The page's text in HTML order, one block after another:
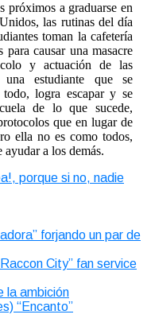
próximos a graduarse en
las rutinas del día
toman la cafetería
causar una masacre
y actuación de las
estudiante que se
logra escapar y se
de lo que sucede,
que en lugar de
ella no es como todos,
a los demás.
porque si no, nadie
forjando un par de
City” fan service
la ambición
“Encanto”